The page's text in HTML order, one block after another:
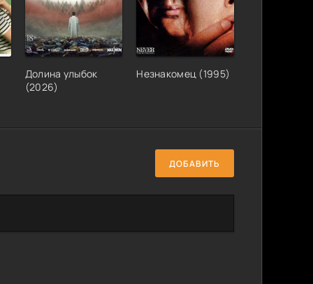
Долина улыбок
(2026)
Незнакомец (1995)
ДОБАВИТЬ